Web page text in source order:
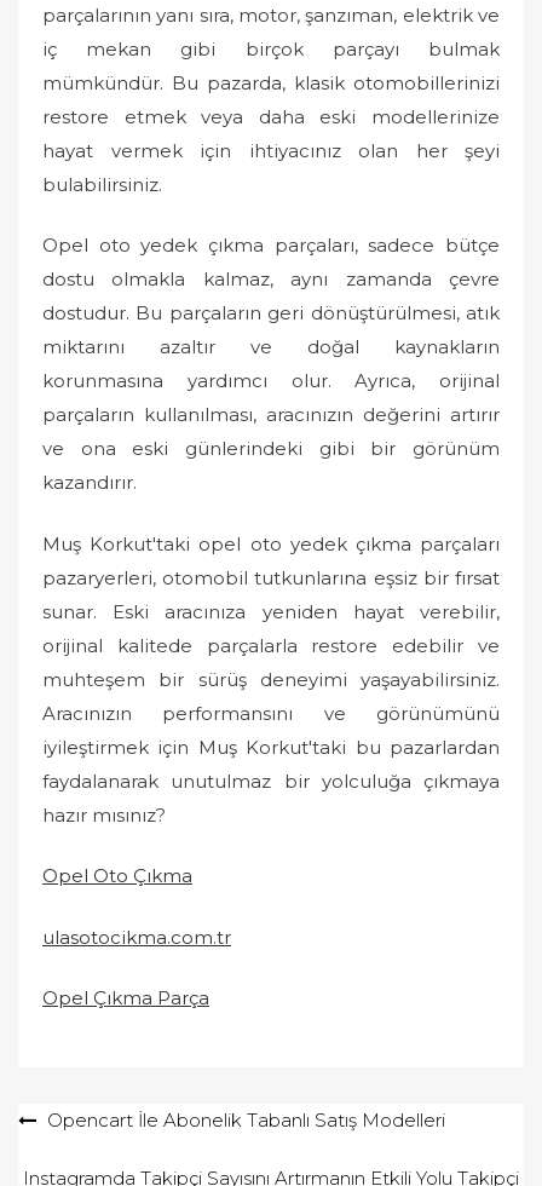
parçalarının yanı sıra, motor, şanzıman, elektrik ve
iç mekan gibi birçok parçayı bulmak
mümkündür. Bu pazarda, klasik otomobillerinizi
restore etmek veya daha eski modellerinize
hayat vermek için ihtiyacınız olan her şeyi
bulabilirsiniz.
Opel oto yedek çıkma parçaları, sadece bütçe
dostu olmakla kalmaz, aynı zamanda çevre
dostudur. Bu parçaların geri dönüştürülmesi, atık
miktarını azaltır ve doğal kaynakların
korunmasına yardımcı olur. Ayrıca, orijinal
parçaların kullanılması, aracınızın değerini artırır
ve ona eski günlerindeki gibi bir görünüm
kazandırır.
Muş Korkut'taki opel oto yedek çıkma parçaları
pazaryerleri, otomobil tutkunlarına eşsiz bir fırsat
sunar. Eski aracınıza yeniden hayat verebilir,
orijinal kalitede parçalarla restore edebilir ve
muhteşem bir sürüş deneyimi yaşayabilirsiniz.
Aracınızın performansını ve görünümünü
iyileştirmek için Muş Korkut'taki bu pazarlardan
faydalanarak unutulmaz bir yolculuğa çıkmaya
hazır mısınız?
Opel Oto Çıkma
ulasotocikma.com.tr
Opel Çıkma Parça
YazıOpencart İle Abonelik Tabanlı Satış Modelleri
Instagramda Takipçi Sayısını Artırmanın Etkili Yolu Takipçi